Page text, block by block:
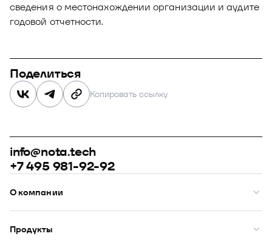
сведения о местонахождении организации и аудите
годовой отчетности.
Поделиться
Копировать ссылку
info@nota.tech
+7 495 981-92-92
О компании
О нас
Премии
Рейтинги
Продукты